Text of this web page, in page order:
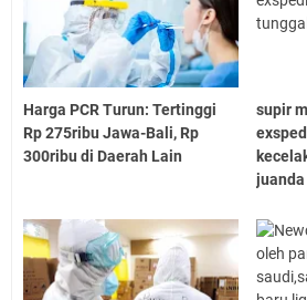
Harga PCR Turun: Tertinggi
Rp 275ribu Jawa-Bali, Rp
300ribu di Daerah Lain
supir